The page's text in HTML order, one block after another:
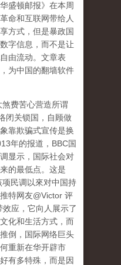
盛顿邮报》在本周
命和互联网带给人
方式，但是暴政国
字信息，而不是让
由流动。文章表
为中国的翻墙软件
费苦心营造所谓
闭关锁国，自顾做
靠欺骗式宣传是换
年的报道，BBC国
显示，国际社会对
的最低点。这是
民调以來对中国持
特网友@Victor 评
应，它向人展示了
化和生活方式，而
倒，国际网络巨头
重新在华开辟市
有多特殊，而是因